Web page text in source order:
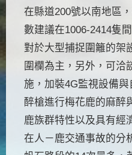
在縣道200號以南地區
數建議在1006-2414隻間
對於大型捕捉圍籬的架
圍欄為主，另外，可洽
施，加裝4G監視設備
醉槍進行梅花鹿的麻醉
鹿族群特性以及具有經
在人－鹿交通事故的分